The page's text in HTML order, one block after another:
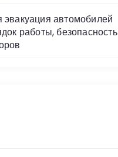
эвакуация автомобилей
работы, безопасность